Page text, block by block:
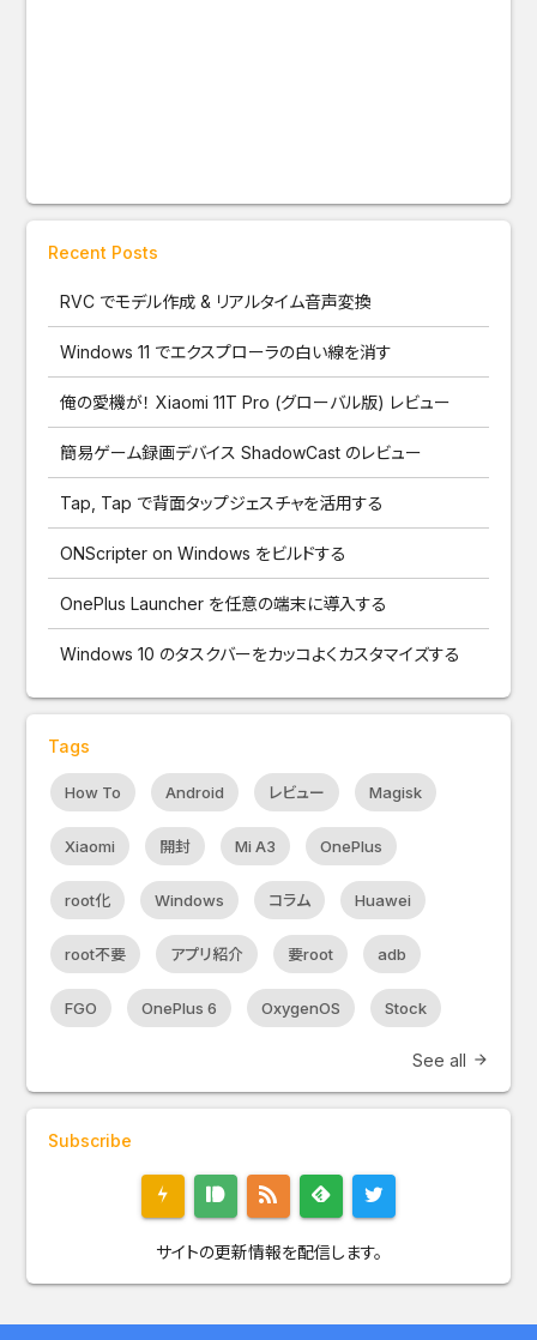
Recent Posts
RVC でモデル作成 & リアルタイム音声変換
Windows 11 でエクスプローラの白い線を消す
俺の愛機が！ Xiaomi 11T Pro (グローバル版) レビュー
簡易ゲーム録画デバイス ShadowCast のレビュー
Tap, Tap で背面タップジェスチャを活用する
ONScripter on Windows をビルドする
OnePlus Launcher を任意の端末に導入する
Windows 10 のタスクバーをカッコよくカスタマイズする
Tags
How To Android レビュー Magisk
Xiaomi 開封 Mi A3 OnePlus
root化 Windows コラム Huawei
root不要 アプリ紹介 要root adb
FGO OnePlus 6 OxygenOS Stock
See all arrow_forward
Subscribe
サイトの更新情報を配信します。